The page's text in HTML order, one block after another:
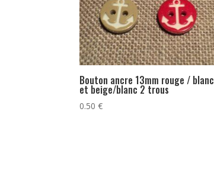
Bouton ancre 13mm rouge / blanc
et beige/blanc 2 trous
0.50€